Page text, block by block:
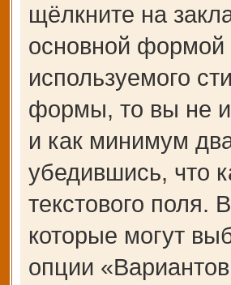
щёлкните на
основной формой
используемого
формы, то вы не
и как минимум
убедившись, что
текстового поля.
которые могут
опции